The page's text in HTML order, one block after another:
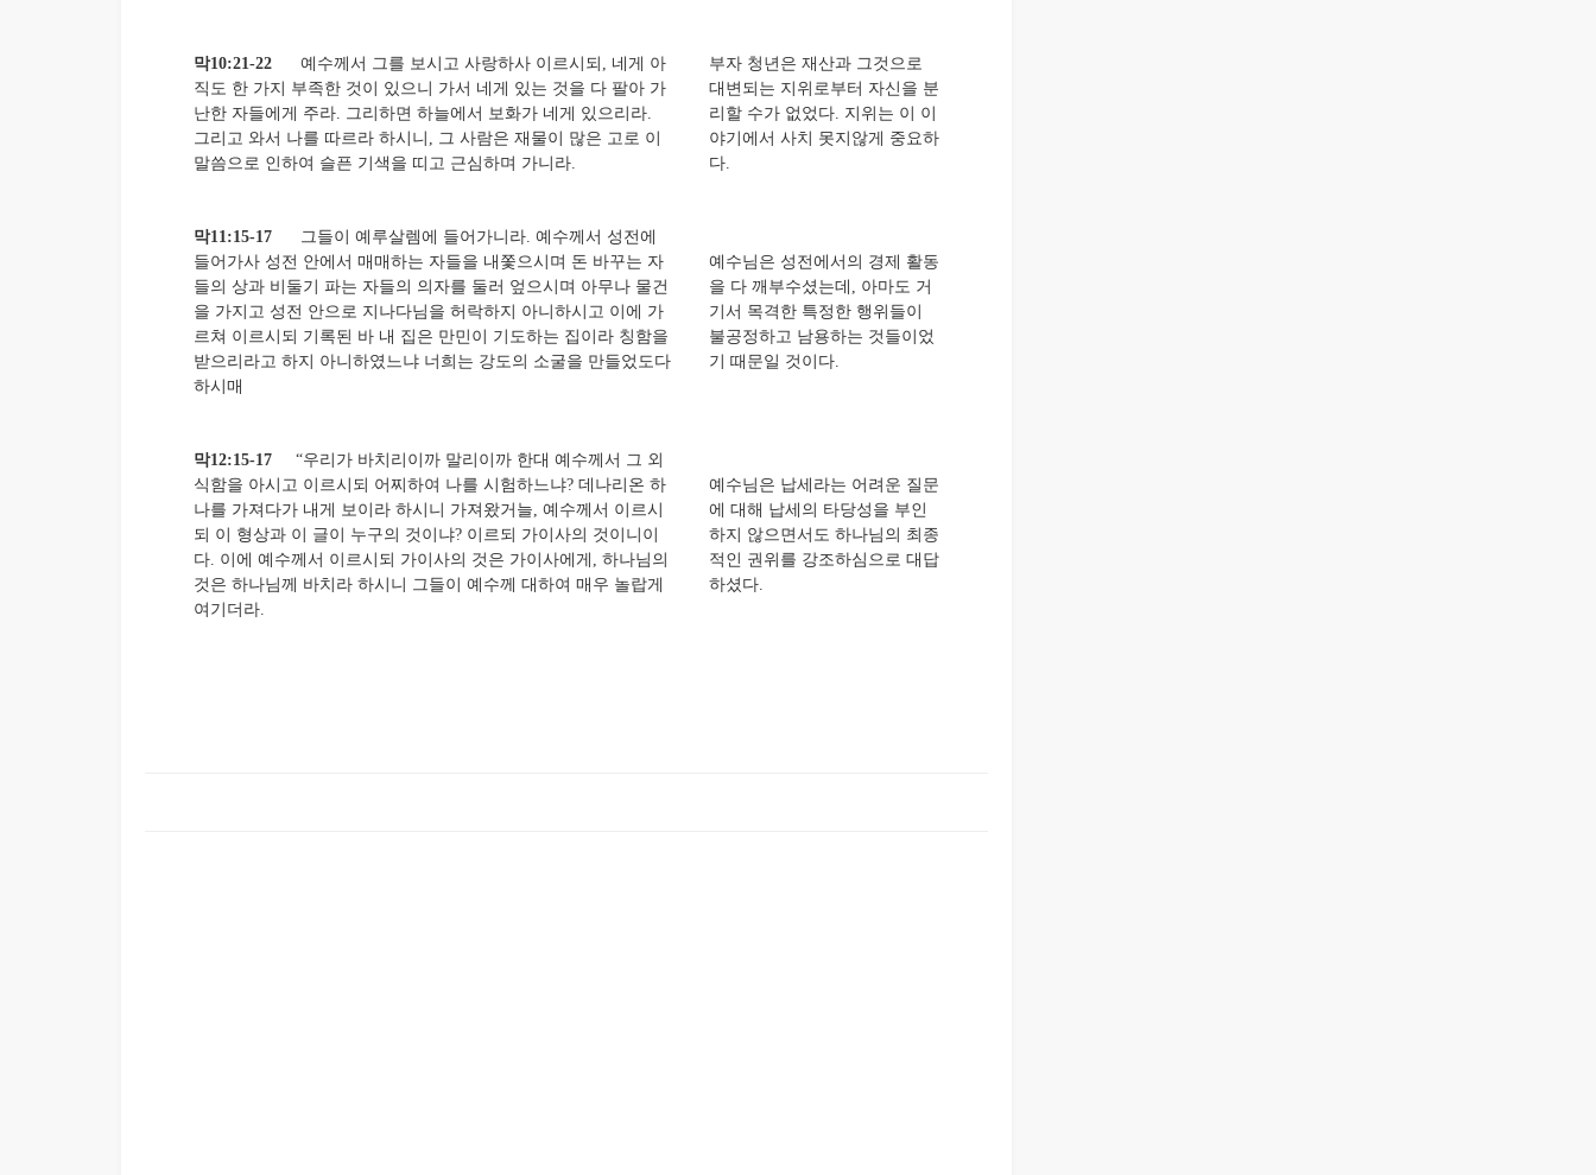
막10:21-22 예수께서 그를 보시고 사랑하사 이르시되, 네게 아
직도 한 가지 부족한 것이 있으니 가서 네게 있는 것을 다 팔아 가
난한 자들에게 주라. 그리하면 하늘에서 보화가 네게 있으리라.
그리고 와서 나를 따르라 하시니, 그 사람은 재물이 많은 고로 이
말씀으로 인하여 슬픈 기색을 띠고 근심하며 가니라.
부자 청년은 재산과 그것으로
대변되는 지위로부터 자신을 분
리할 수가 없었다. 지위는 이 이
야기에서 사치 못지않게 중요하
다.
막11:15-17 그들이 예루살렘에 들어가니라. 예수께서 성전에
들어가사 성전 안에서 매매하는 자들을 내쫓으시며 돈 바꾸는 자
들의 상과 비둘기 파는 자들의 의자를 둘러 엎으시며 아무나 물건
을 가지고 성전 안으로 지나다님을 허락하지 아니하시고 이에 가
르쳐 이르시되 기록된 바 내 집은 만민이 기도하는 집이라 칭함을
받으리라고 하지 아니하였느냐 너희는 강도의 소굴을 만들었도다
하시매
예수님은 성전에서의 경제 활동
을 다 깨부수셨는데, 아마도 거
기서 목격한 특정한 행위들이
불공정하고 남용하는 것들이었
기 때문일 것이다.
막12:15-17 “우리가 바치리이까 말리이까 한대 예수께서 그 외
식함을 아시고 이르시되 어찌하여 나를 시험하느냐? 데나리온 하
나를 가져다가 내게 보이라 하시니 가져왔거늘, 예수께서 이르시
되 이 형상과 이 글이 누구의 것이냐? 이르되 가이사의 것이니이
다. 이에 예수께서 이르시되 가이사의 것은 가이사에게, 하나님의
것은 하나님께 바치라 하시니 그들이 예수께 대하여 매우 놀랍게
여기더라.
예수님은 납세라는 어려운 질문
에 대해 납세의 타당성을 부인
하지 않으면서도 하나님의 최종
적인 권위를 강조하심으로 대답
하셨다.